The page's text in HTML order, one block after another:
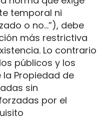
temporal ni
o no...”), debe
más restrictiva
Lo contrario
públicos y los
la Propiedad de
sin
por el